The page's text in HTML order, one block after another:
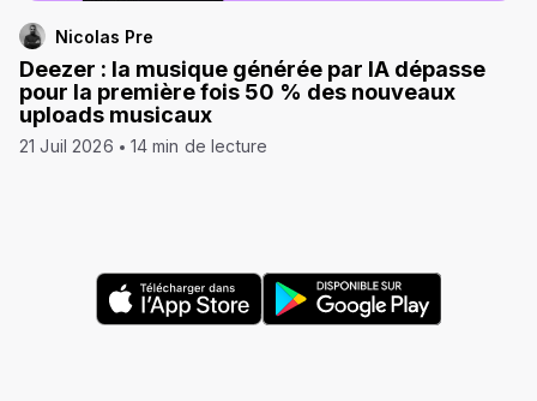
Nicolas Pre
Deezer : la musique générée par IA dépasse
pour la première fois 50 % des nouveaux
uploads musicaux
21 Juil 2026 14 min de lecture